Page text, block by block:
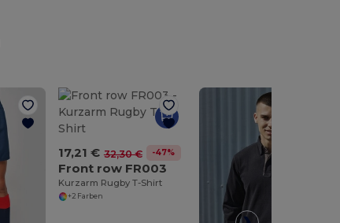
17,21 € 32,30 € -47%
Front row FR003
Kurzarm Rugby T-Shirt
+2 Farben